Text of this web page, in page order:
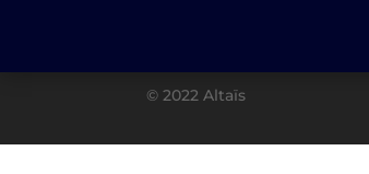
© 2022 Altaïs